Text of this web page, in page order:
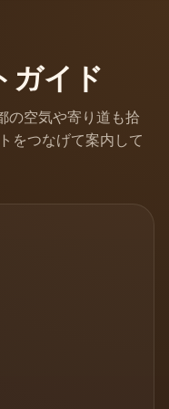
ガイド
の空気や寄り道も拾
をつなげて案内して